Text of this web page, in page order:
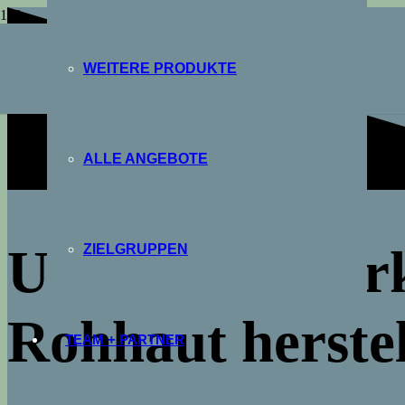
WEITERE PRODUKTE
ALLE ANGEBOTE
ZIELGRUPPEN
TEAM + PARTNER
URkraft –
Rohhaut